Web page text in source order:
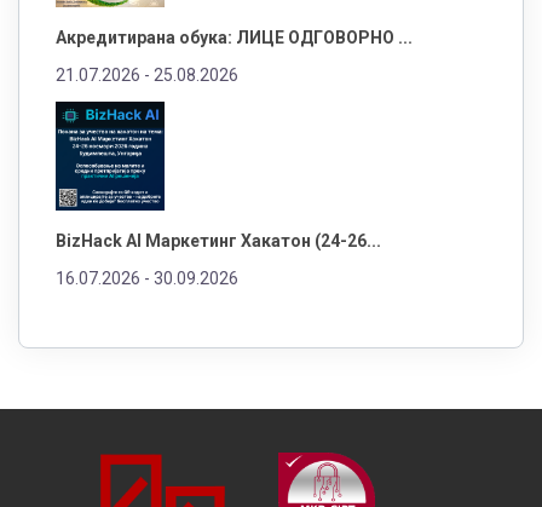
Акредитирана обука: ЛИЦЕ ОДГОВОРНО ...
21.07.2026 - 25.08.2026
BizHack AI Маркетинг Хакатон (24-26...
16.07.2026 - 30.09.2026